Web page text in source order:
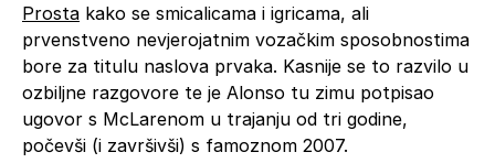
Prosta kako se smicalicama i igricama, ali
prvenstveno nevjerojatnim vozačkim sposobnostima
bore za titulu naslova prvaka. Kasnije se to razvilo u
ozbiljne razgovore te je Alonso tu zimu potpisao
ugovor s McLarenom u trajanju od tri godine,
počevši (i završivši) s famoznom 2007.